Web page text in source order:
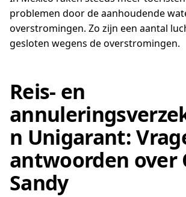
problemen door de aanhoudende
overstromingen. Zo zijn een aantal
gesloten wegens de overstromingen.
Reis- en
n Unigarant:
antwoorden over
Sandy